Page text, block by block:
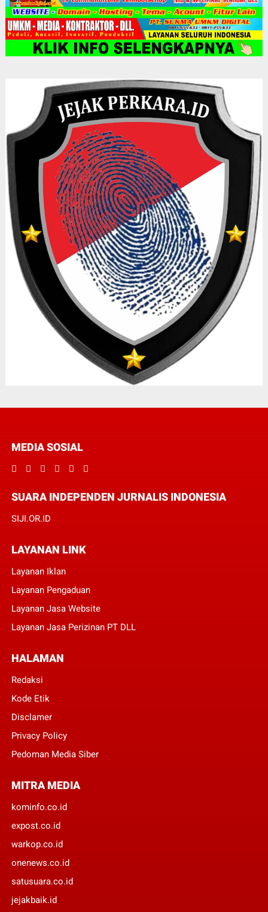
MEDIA SOSIAL
SUARA INDEPENDEN JURNALIS INDONESIA
SIJI.OR.ID
LAYANAN LINK
Layanan Iklan
Layanan Pengaduan
Layanan Jasa Website
Layanan Jasa Perizinan PT DLL
HALAMAN
Redaksi
Kode Etik
Disclamer
Privacy Policy
Pedoman Media Siber
MITRA MEDIA
kominfo.co.id
expost.co.id
warkop.co.id
onenews.co.id
satusuara.co.id
jejakbaik.id